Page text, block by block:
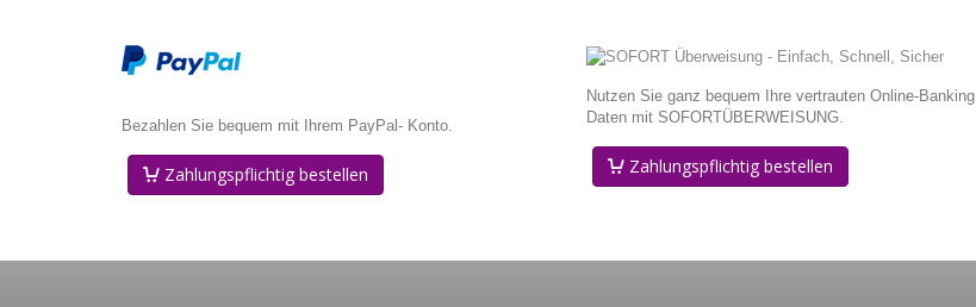
Bezahlen Sie bequem mit Ihrem PayPal- Konto.
Zahlungspflichtig bestellen
Nutzen Sie ganz bequem Ihre vertrauten Online-Banking
Daten mit SOFORTÜBERWEISUNG.
Zahlungspflichtig bestellen